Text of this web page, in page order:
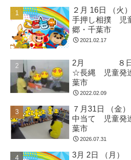
２月 16日 （火） 椅子取り
手押し相撲 児
郷・千葉市
2021.02.17
2月 ８日 （火）
☆長縄 児童発
葉市
2022.02.09
７月31日 （
中当て 児童発
葉市
2026.07.31
3月 2日 （月）